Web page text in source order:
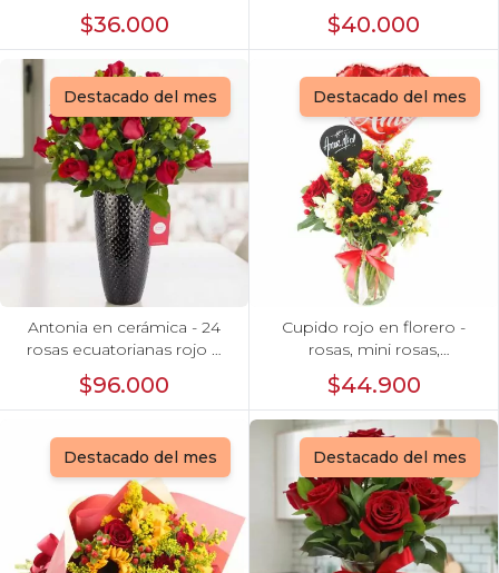
ecuatorianas rojas
$36.000
y blanco, Ferrero Rocher
corazón 100g y globo Te
amo
$40.000
Destacado del mes
Antonia en cerámica - 24
rosas ecuatorianas rojo e
hypericum
$96.000
Destacado del mes
Cupido rojo en florero -
rosas, mini rosas,
hypericum, globo te amo y
pizarra
$44.900
Destacado del mes Destacado del mes